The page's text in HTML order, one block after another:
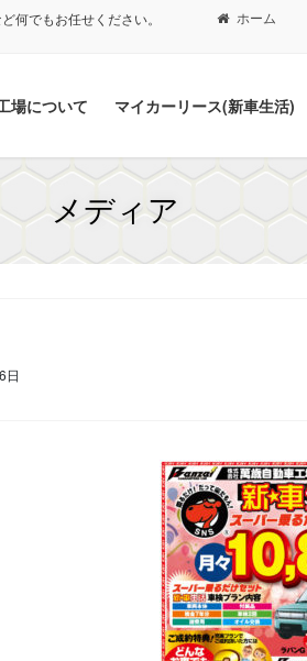
何でもお任せください。
ホーム
場について マイカーリース(新車生活)
メディア
日